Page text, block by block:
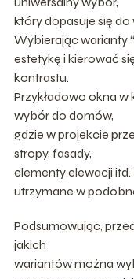
który dopasuje się
Wybierając warianty
estetykę i kierować
kontrastu.
Przykładowo okna
wybór do domów,
gdzie w projekcie
stropy, fasady,
elementy elewacji
utrzymane w
Podsumowując,
jakich
wariantów można